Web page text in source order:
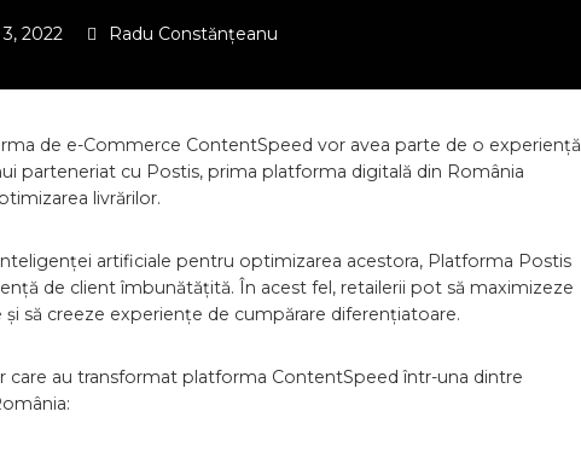
2022 Radu Constănțeanu
de e-Commerce ContentSpeed vor avea parte de o experiență
parteneriat cu Postis, prima platforma digitală din România
livrărilor.
artificiale pentru optimizarea acestora, Platforma Postis
de client îmbunătățită. În acest fel, retailerii pot să maximizeze
să creeze experiențe de cumpărare diferențiatoare.
care au transformat platforma ContentSpeed într-una dintre